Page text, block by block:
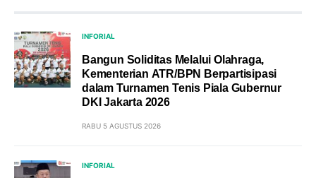
INFORIAL
Bangun Soliditas Melalui Olahraga,
Kementerian ATR/BPN Berpartisipasi
dalam Turnamen Tenis Piala Gubernur
DKI Jakarta 2026
RABU 5 AGUSTUS 2026
INFORIAL